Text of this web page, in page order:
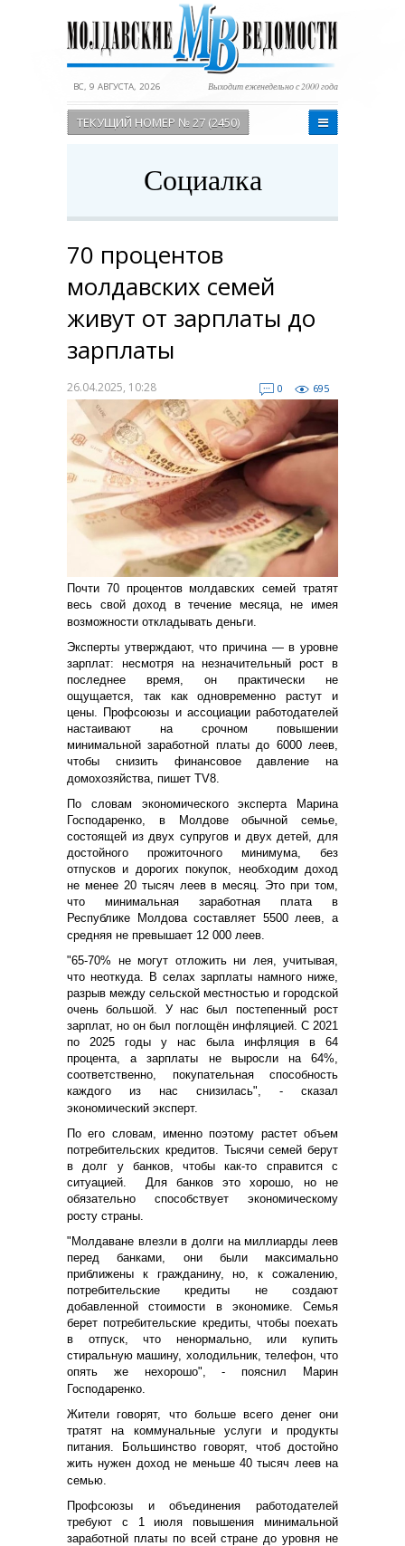
ВС, 9 АВГУСТА, 2026 Выходит еженедельно с 2000 года
ТЕКУЩИЙ НОМЕР № 27 (2450)
Социалка
70 процентов
молдавских семей
живут от зарплаты до
зарплаты
26.04.2025, 10:28 0 695
Почти 70 процентов молдавских семей тратят
весь свой доход в течение месяца, не имея
возможности откладывать деньги.
Эксперты утверждают, что причина — в уровне
зарплат: несмотря на незначительный рост в
последнее время, он практически не
ощущается, так как одновременно растут и
цены. Профсоюзы и ассоциации работодателей
настаивают на срочном повышении
минимальной заработной платы до 6000 леев,
чтобы снизить финансовое давление на
домохозяйства, пишет TV8.
По словам экономического эксперта Марина
Господаренко, в Молдове обычной семье,
состоящей из двух супругов и двух детей, для
достойного прожиточного минимума, без
отпусков и дорогих покупок, необходим доход
не менее 20 тысяч леев в месяц. Это при том,
что минимальная заработная плата в
Республике Молдова составляет 5500 леев, а
средняя не превышает 12 000 леев.
"65-70% не могут отложить ни лея, учитывая,
что неоткуда. В селах зарплаты намного ниже,
разрыв между сельской местностью и городской
очень большой. У нас был постепенный рост
зарплат, но он был поглощён инфляцией. С 2021
по 2025 годы у нас была инфляция в 64
процента, а зарплаты не выросли на 64%,
соответственно, покупательная способность
каждого из нас снизилась", - сказал
экономический эксперт.
По его словам, именно поэтому растет объем
потребительских кредитов. Тысячи семей берут
в долг у банков, чтобы как-то справится с
ситуацией.
Для банков это хорошо, но не
обязательно способствует экономическому
росту страны.
"Молдаване влезли в долги на миллиарды леев
перед банками, они были максимально
приближены к гражданину, но, к сожалению,
потребительские кредиты не создают
добавленной стоимости в экономике. Семья
берет потребительские кредиты, чтобы поехать
в отпуск, что ненормально, или купить
стиральную машину, холодильник, телефон, что
опять же нехорошо", - пояснил Марин
Господаренко.
Жители говорят, что больше всего денег они
тратят на коммунальные услуги и продукты
питания. Большинство говорят, чтоб достойно
жить нужен доход не меньше 40 тысяч леев на
семью.
Профсоюзы и объединения работодателей
требуют с 1 июля повышения минимальной
заработной платы по всей стране до уровня не